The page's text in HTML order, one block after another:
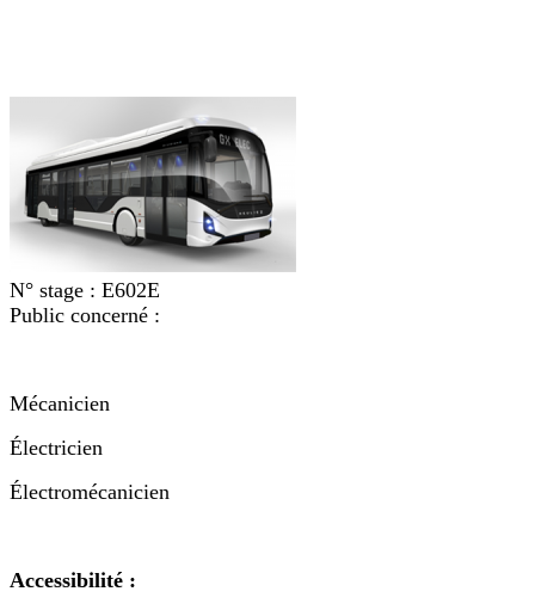
N° stage : E602E
Public concerné :
Mécanicien
Électricien
Électromécanicien
Accessibilité :